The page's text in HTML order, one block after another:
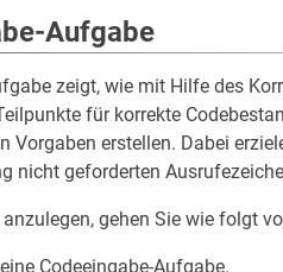
Aufgabe
zeigt, wie mit Hilfe des
für korrekte
Vorgaben erstellen. Dabei
nicht geforderten
gehen Sie wie folgt
Codeeingabe-Aufgabe.